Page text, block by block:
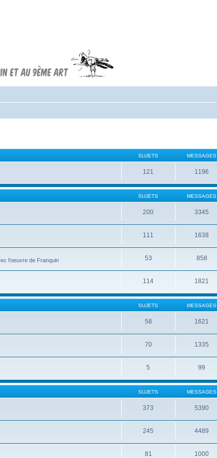
SUJETS MESSAGES
121 1196
SUJETS MESSAGES
200 3345
111 1638
l'oeuvre de Franquin
53 858
114 1821
SUJETS MESSAGES
58 1621
70 1335
5 99
SUJETS MESSAGES
373 5390
245 4489
81 1000